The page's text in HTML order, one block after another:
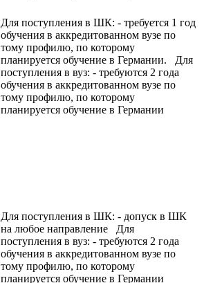
Для поступления в ШК: - требуется 1 год
обучения в аккредитованном вузе по
тому профилю, по которому
планируется обучение в Германии. Для
поступления в вуз: - требуются 2 года
обучения в аккредитованном вузе по
тому профилю, по которому
планируется обучение в Германии
Для поступления в ШК: - допуск в ШК
на любое направление Для
поступления в вуз: - требуются 2 года
обучения в аккредитованном вузе по
тому профилю, по которому
планируется обучение в Германии